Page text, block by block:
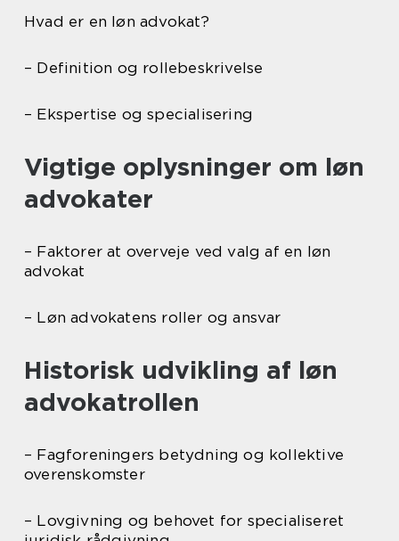
Hvad er en løn advokat?
– Definition og rollebeskrivelse
– Ekspertise og specialisering
Vigtige oplysninger om løn
advokater
– Faktorer at overveje ved valg af en løn
advokat
– Løn advokatens roller og ansvar
Historisk udvikling af løn
advokatrollen
– Fagforeningers betydning og kollektive
overenskomster
– Lovgivning og behovet for specialiseret